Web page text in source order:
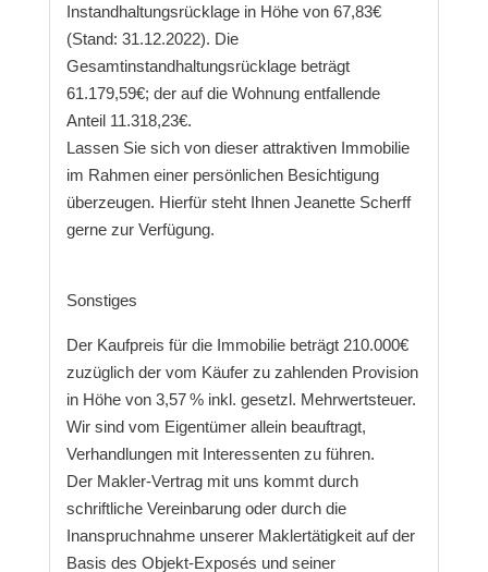
Instandhaltungsrücklage in Höhe von 67,83€
(Stand: 31.12.2022). Die
Gesamtinstandhaltungsrücklage beträgt
61.179,59€; der auf die Wohnung entfallende
Anteil 11.318,23€.
Lassen Sie sich von dieser attraktiven Immobilie
im Rahmen einer persönlichen Besichtigung
überzeugen. Hierfür steht Ihnen Jeanette Scherff
gerne zur Verfügung.
Sonstiges
Der Kaufpreis für die Immobilie beträgt 210.000€
zuzüglich der vom Käufer zu zahlenden Provision
in Höhe von 3,57 % inkl. gesetzl. Mehrwertsteuer.
Wir sind vom Eigentümer allein beauftragt,
Verhandlungen mit Interessenten zu führen.
Der Makler-Vertrag mit uns kommt durch
schriftliche Vereinbarung oder durch die
Inanspruchnahme unserer Maklertätigkeit auf der
Basis des Objekt-Exposés und seiner